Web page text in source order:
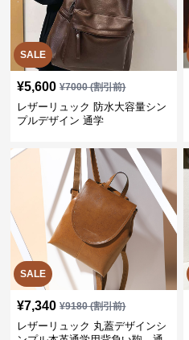
SALE
¥5,600 ¥7000(割引前)
レザーリュック 防水大容量シン
プルデザイン 通学
SALE
¥7,340 ¥9180(割引前)
レザーリュック 丸蓋デザインシ